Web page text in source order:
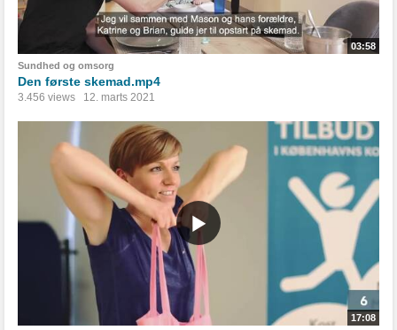
03:58
Sundhed og omsorg
Den første skemad.mp4
3.456 views 12. marts 2021
17:08